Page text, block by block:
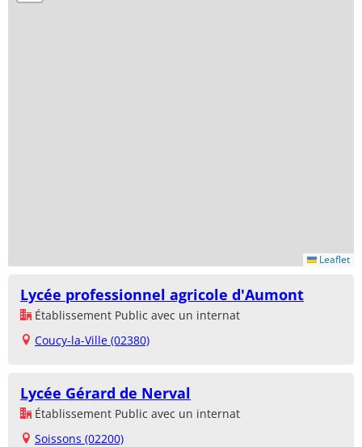
Leaflet
Lycée professionnel agricole d'Aumont
Établissement Public avec un internat
Coucy-la-Ville (02380)
Lycée Gérard de Nerval
Établissement Public avec un internat
Soissons (02200)